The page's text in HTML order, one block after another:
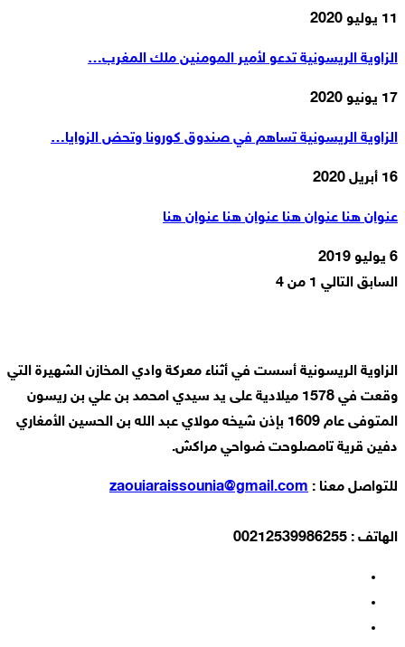
11 يوليو 2020
الزاوية الريسونية تدعو لأمير المومنين ملك المغرب…
17 يونيو 2020
الزاوية الريسونية تساهم في صندوق كورونا وتحض الزوايا…
16 أبريل 2020
عنوان هنا عنوان هنا عنوان هنا عنوان هنا
6 يوليو 2019
السابق التالي 1 من 4
الزاوية الريسونية أسست في أثناء معركة وادي المخازن الشهيرة التي
وقعت في 1578 ميلادية على يد سيدي امحمد بن علي بن ريسون
المتوفى عام 1609 بإذن شيخه مولاي عبد الله بن الحسين الأمغاري
دفين قرية تامصلوحت ضواحي مراكش.
للتواصل معنا : zaouiaraissounia@gmail.com
الهاتف : 00212539986255